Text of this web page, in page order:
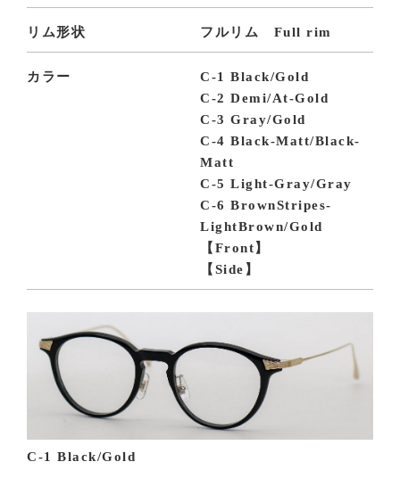
C-1 Black/Gold
リム形状 フルリム Full rim
カラー
C-1 Black/Gold
C-2 Demi/At-Gold
C-3 Gray/Gold
C-4 Black-Matt/Black-
Matt
C-5 Light-Gray/Gray
C-6 BrownStripes-
LightBrown/Gold
【Front】
【Side】